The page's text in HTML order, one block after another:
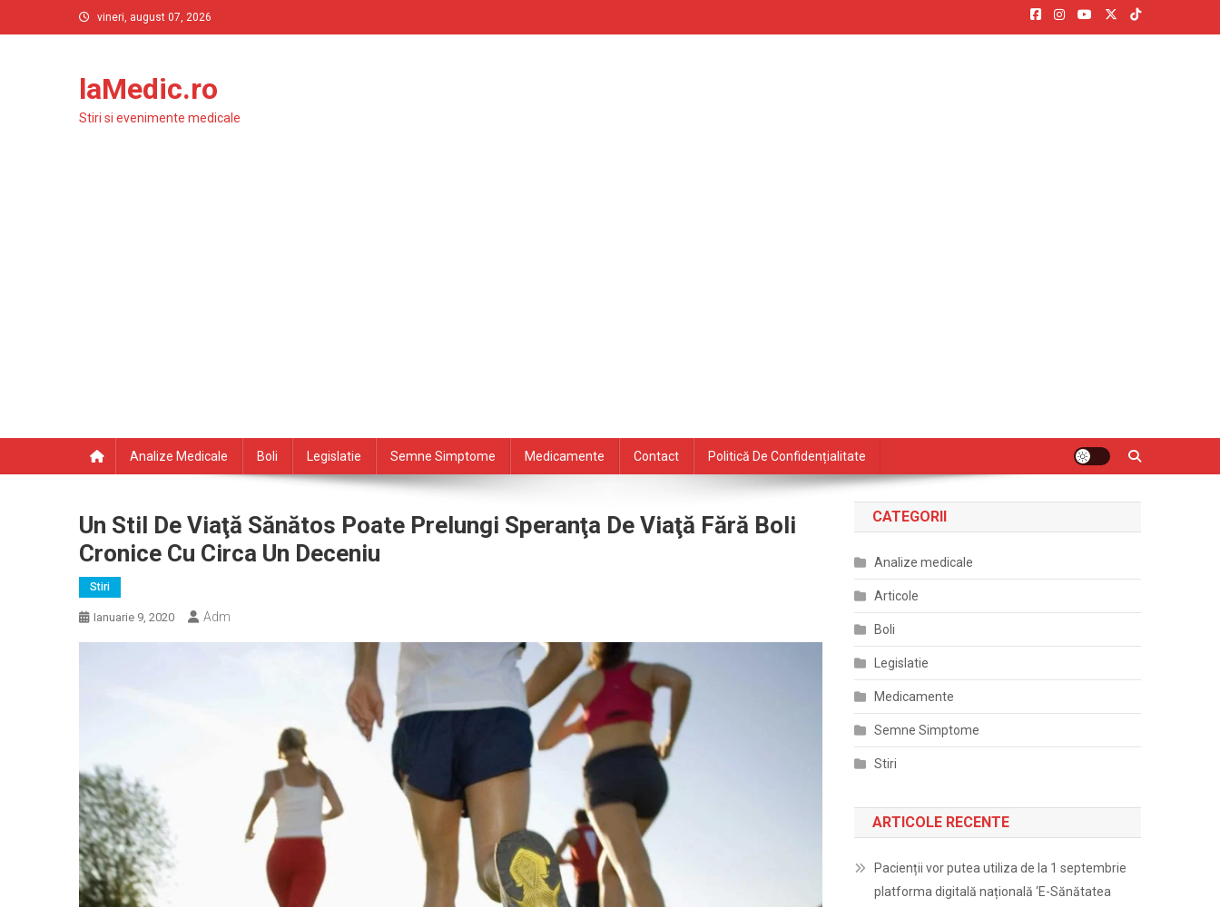
to
vineri, august 07, 2026
laMedic.ro
Stiri si evenimente medicale
Analize Medicale Boli Legislatie Semne Simptome Medicamente Contact Politică De Confidențialitate
Un Stil De Viaţă Sănătos Poate Prelungi Speranţa De Viaţă Fără Boli
Cronice Cu Circa Un Deceniu
Stiri
Ianuarie 9, 2020 Adm
CATEGORII
Analize medicale
Articole
Boli
Legislatie
Medicamente
Semne Simptome
Stiri
ARTICOLE RECENTE
Pacienții vor putea utiliza de la 1 septembrie
platforma digitală națională ‘E-Sănătatea